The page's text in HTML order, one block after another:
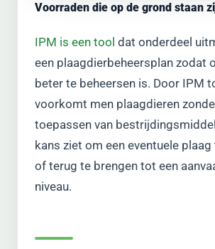
Voorraden die op de grond staan
IPM is een tool dat onderdeel
een plaagdierbeheersplan zodat
beter te beheersen is. Door IPM
voorkomt men plaagdieren
toepassen van
kans ziet om een eventuele
of terug te brengen tot een
niveau.